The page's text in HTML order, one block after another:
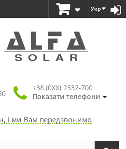
Укр
+38 (0XX) 2332-700
Показати телефони
і ми Вам передзвонимо